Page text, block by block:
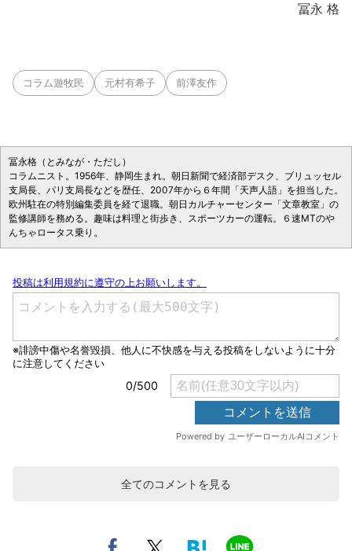
冨永 格
コラム遊牧民 元村有希子 前澤友作
冨永格（とみなが・ただし）
コラムニスト。1956年、静岡生まれ。朝日新聞で経済部デスク、ブリュッセル
支局長、パリ支局長などを歴任、2007年から６年間「天声人語」を担当した。
欧州駐在の特別編集委員を経て退職。朝日カルチャーセンター「文章教室」の
監修講師を務める。趣味は料理と街歩き、スポーツカーの運転。６速MTのや
んちゃロータス乗り。
全てのコメントを見る